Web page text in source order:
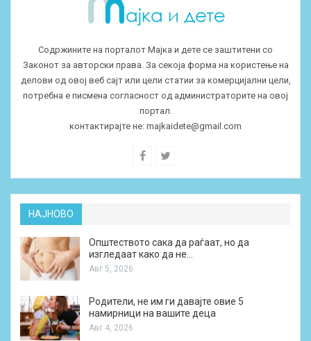
Содржините на порталот Мајка и дете се заштитени со
Законот за авторски права. За секоја форма на користење на
делови од овој веб сајт или цели статии за комерцијални цели,
потребна е писмена согласност од администраторите на овој
портал.
контактирајте не: majkaidete@gmail.com
НАЈНОВО
Општеството сака да раѓаат, но да
изгледаат како да не…
Авг 5, 2026
Родители, не им ги давајте овие 5
намирници на вашите деца
Авг 4, 2026